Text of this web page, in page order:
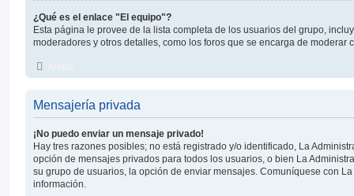
¿Qué es el enlace "El equipo"?
Esta página le provee de la lista completa de los usuarios del grupo,
moderadores y otros detalles, como los foros que se encarga de moderar
Mensajería privada
¡No puedo enviar un mensaje privado!
Hay tres razones posibles; no está registrado y/o identificado, La
opción de mensajes privados para todos los usuarios, o bien La
su grupo de usuarios, la opción de enviar mensajes. Comuníquese con
información.